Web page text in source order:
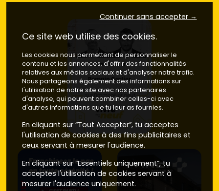
Continuer sans accepter →
Ce site web utilise des cookies.
Les cookies nous permettent de personnaliser le
contenu et les annonces, d'offrir des fonctionnalités
relatives aux médias sociaux et d'analyser notre trafic.
Nous partageons également des informations sur
l'utilisation de notre site avec nos partenaires
d'analyse, qui peuvent combiner celles-ci avec
d'autres informations que tu leur as fournies.
En cliquant sur “Tout Accepter”, tu acceptes
l'utilisation de cookies à des fins publicitaires et
ceux servant à mesurer l'audience.
En cliquant sur “Essentiels uniquement”, tu
acceptes l'utilisation de cookies servant à
mesurer l'audience uniquement.